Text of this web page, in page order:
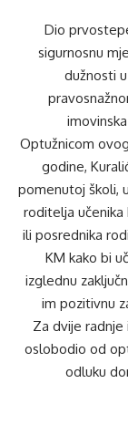
Dio
sigurnosnu
dužnosti
Optužnicom
godine,
pomenutoj školi,
roditelja
ili posrednika
KM kako bi
izglednu
im pozitivnu
Za dvije radnje
oslobodio od
odluku